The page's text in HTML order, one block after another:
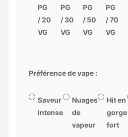
PG
/ 20
VG
PG
/ 30
VG
PG
/ 50
VG
PG
/ 70
VG
Préférence de vape :
Saveur
intense
Nuages
de
vapeur
Hit en
gorge
fort